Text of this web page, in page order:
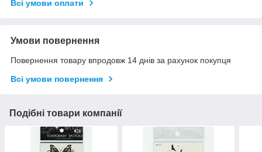
Всі умови оплати
Умови повернення
Повернення товару впродовж 14 днів за рахунок покупця
Всі умови повернення
Подібні товари компанії